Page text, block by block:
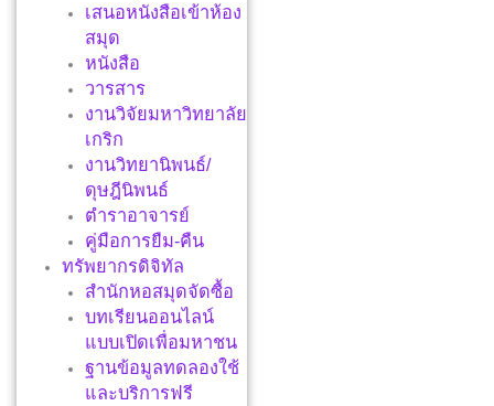
เสนอหนังสือเข้าห้อง
สมุด
หนังสือ
วารสาร
งานวิจัยมหาวิทยาลัย
เกริก
งานวิทยานิพนธ์/
ดุษฎีนิพนธ์
ตำราอาจารย์
คู่มือการยืม-คืน
ทรัพยากรดิจิทัล
สำนักหอสมุดจัดซื้อ
บทเรียนออนไลน์
แบบเปิดเพื่อมหาชน
ฐานข้อมูลทดลองใช้
และบริการฟรี